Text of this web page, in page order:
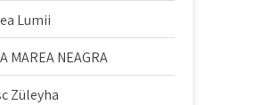
Lumii
MAREA NEAGRA
Züleyha